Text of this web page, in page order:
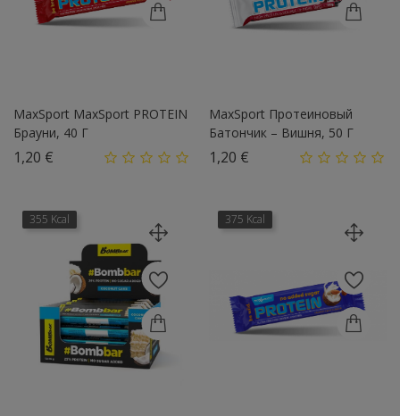
MaxSport MaxSport PROTEIN
Брауни, 40 Г
1,20 €
MaxSport Протеиновый
Батончик – Вишня, 50 Г
1,20 €
355 Kcal 375 Kcal